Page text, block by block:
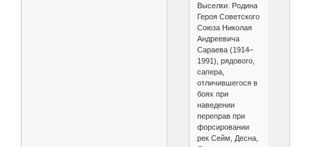
Выселки. Родина
Героя Советского
Союза Николая
Андреевича
Сараева (1914–
1991), рядового,
сапера,
отличившегося в
боях при
наведении
переправ при
форсировании
рек Сейм, Десна,